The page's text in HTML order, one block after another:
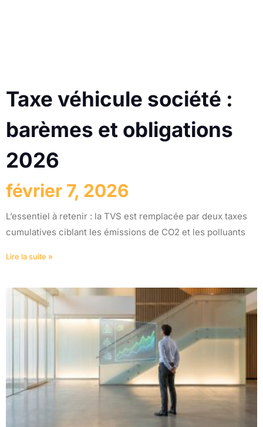
Taxe véhicule société :
barèmes et obligations
2026
février 7, 2026
L’essentiel à retenir : la TVS est remplacée par deux taxes
cumulatives ciblant les émissions de CO2 et les polluants
Lire la suite »